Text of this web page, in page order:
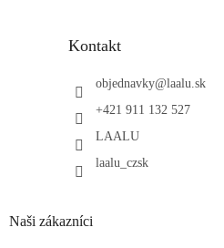
Kontakt
objednavky@laalu.sk
+421 911 132 527
LAALU
laalu_czsk
Naši zákazníci